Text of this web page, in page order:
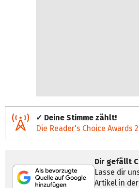
✓ Deine Stimme zählt!
Die Reader's Choice Awards
Dir gefällt
Lasse dir
Artikel in